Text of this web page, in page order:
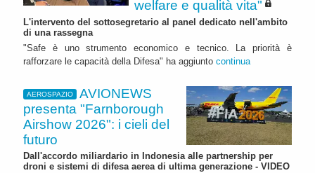
welfare e qualità vita"
L'intervento del sottosegretario al panel dedicato nell'ambito
di una rassegna
"Safe è uno strumento economico e tecnico. La priorità è
rafforzare le capacità della Difesa" ha aggiunto continua
AEROSPAZIO
AVIONEWS
presenta "Farnborough
Airshow 2026": i cieli del
futuro
Dall'accordo miliardario in Indonesia alle partnership per
droni e sistemi di difesa aerea di ultima generazione - VIDEO